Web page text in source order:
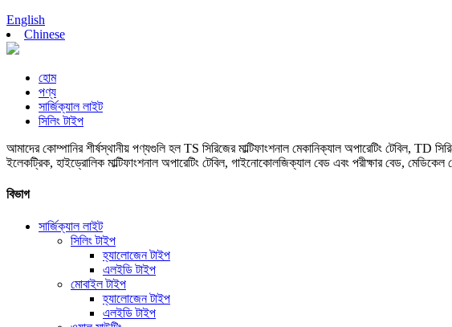
English
Chinese
হোম
পণ্য
সার্জিক্যাল লাইট
সিলিং টাইপ
আমাদের কোম্পানির শীর্ষস্থানীয় পণ্যগুলি হল TS সিরিজের মাল্টিফাংশনাল মেকানিক্যাল অপারেটিং টেবিল, TD
ইলেকট্রিক, হাইড্রোলিক মাল্টিফাংশনাল অপারেটিং টেবিল, গাইনোকোলজিক্যাল বেড এবং পরীক্ষার বেড,
বিভাগ
সার্জিক্যাল লাইট
সিলিং টাইপ
হ্যালোজেন টাইপ
এলইডি টাইপ
মোবাইল টাইপ
হ্যালোজেন টাইপ
এলইডি টাইপ